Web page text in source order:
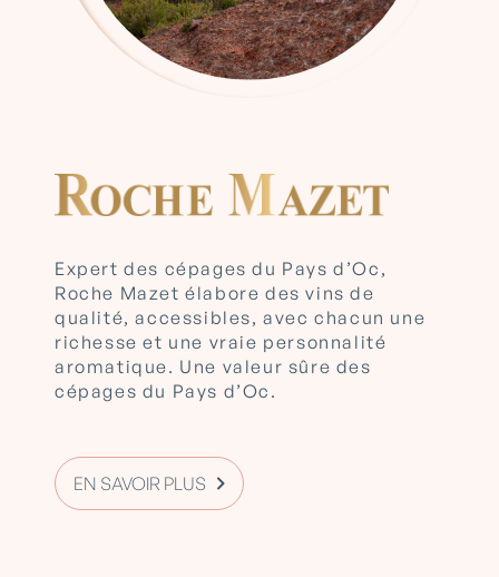
Expert des cépages du Pays d’Oc,
Roche Mazet élabore des vins de
qualité, accessibles, avec chacun une
richesse et une vraie personnalité
aromatique. Une valeur sûre des
cépages du Pays d’Oc.
EN SAVOIR PLUS